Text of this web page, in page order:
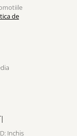
de
Inchis